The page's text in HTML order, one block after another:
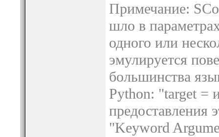
Примечание:
шло в
одного или
эмулируется
большинства
Python: "target =
предоставления
"Keyword